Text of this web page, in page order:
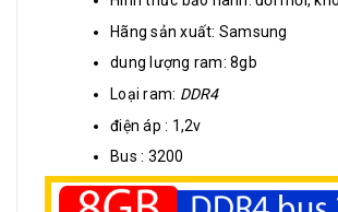
Hãng sản xuất: Samsung
dung lượng ram: 8gb
Loại ram: DDR4
điện áp : 1,2v
Bus : 3200